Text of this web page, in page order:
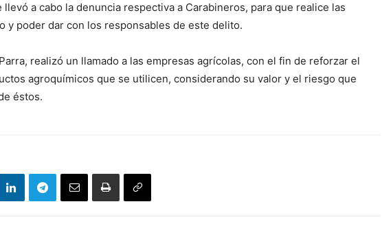
teclas
arriba/abajo
para
llevó a cabo la denuncia respectiva a Carabineros, para que realice las
y poder dar con los responsables de este delito.
realizó un llamado a las empresas agrícolas, con el fin de reforzar el
agroquímicos que se utilicen, considerando su valor y el riesgo que
éstos.